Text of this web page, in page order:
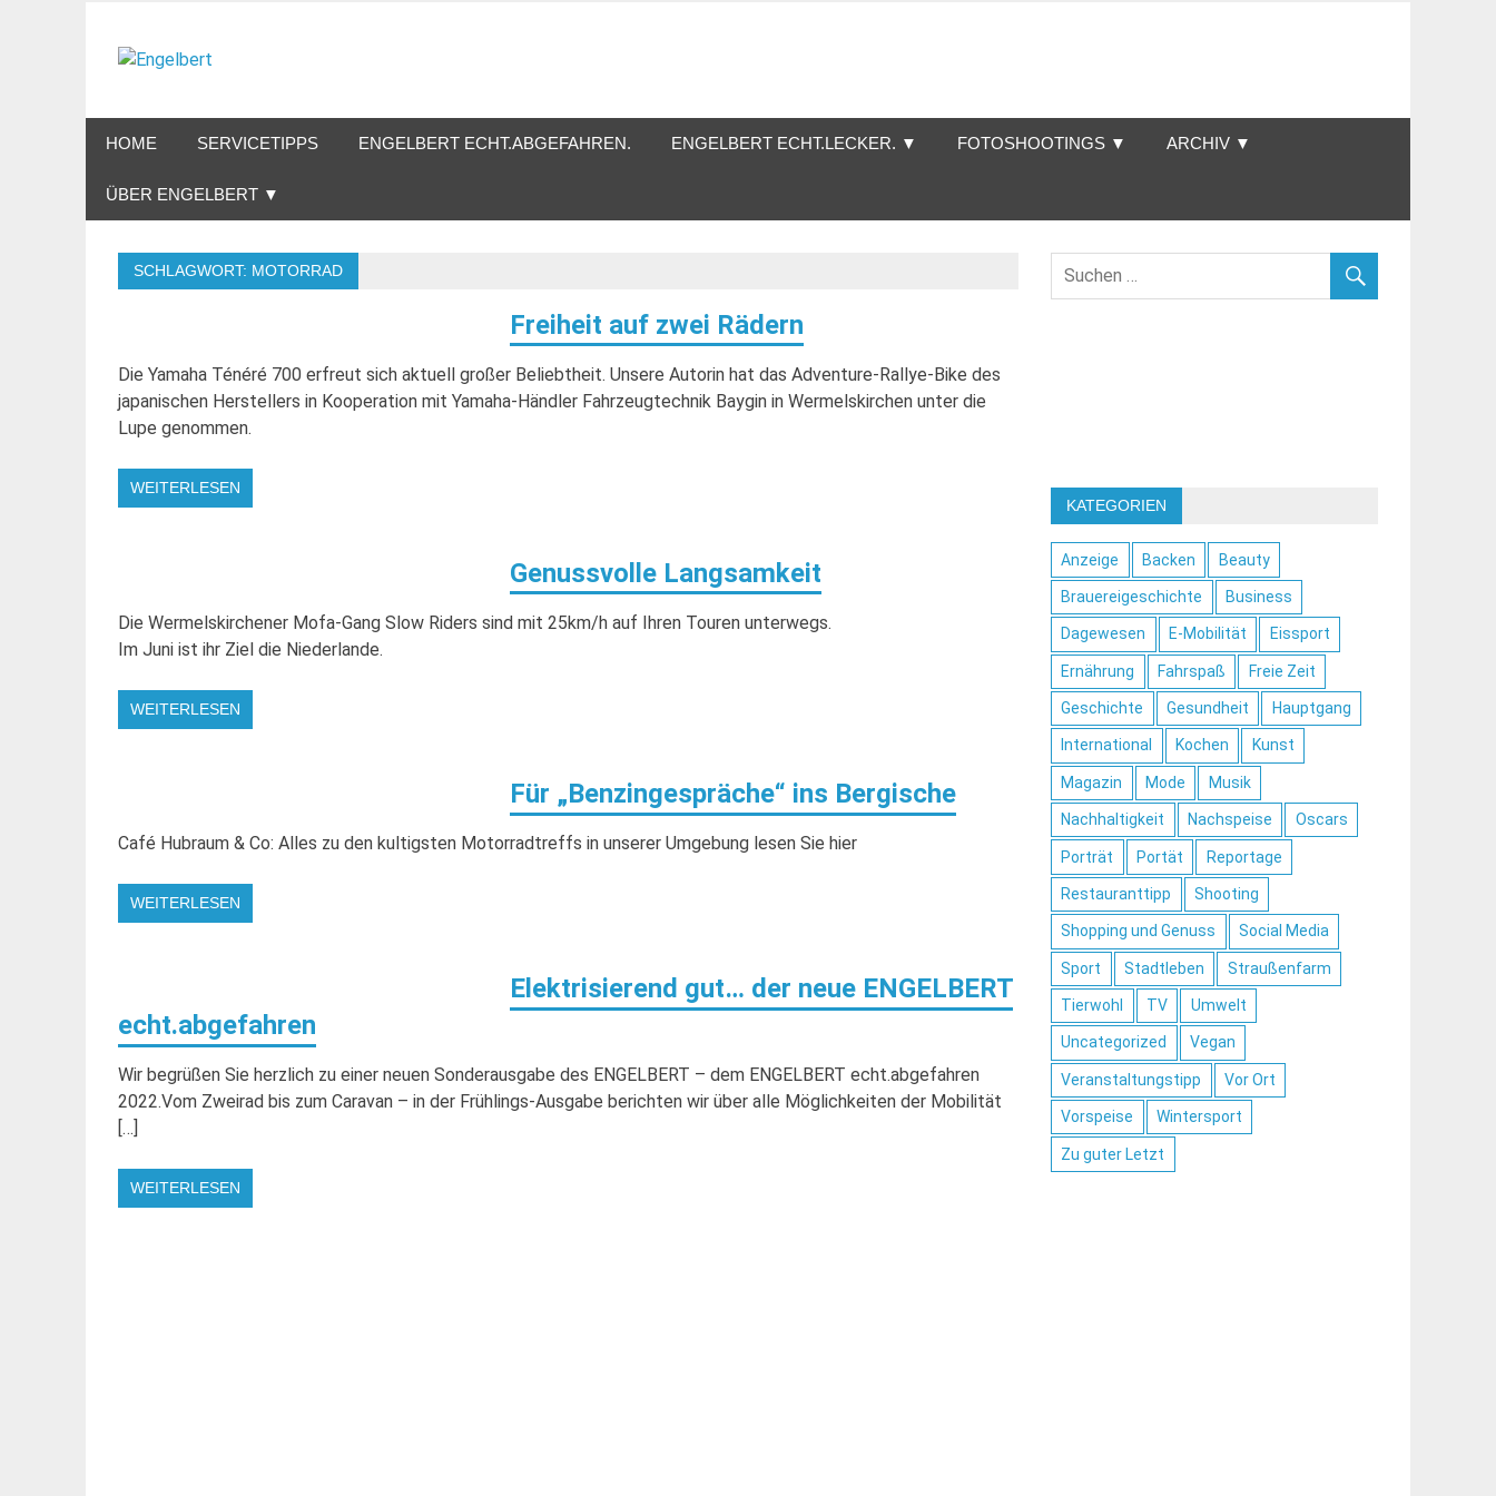
springen
HOME SERVICETIPPS ENGELBERT ECHT.ABGEFAHREN. ENGELBERT ECHT.LECKER. ▼ FOTOSHOOTINGS ▼ ARCHIV ▼
ÜBER ENGELBERT ▼
SCHLAGWORT: MOTORRAD
Freiheit auf zwei Rädern
Die Yamaha Ténéré 700 erfreut sich aktuell großer Beliebtheit. Unsere Autorin hat das Adventure-Rallye-Bike des
japanischen Herstellers in Kooperation mit Yamaha-Händler Fahrzeugtechnik Baygin in Wermelskirchen unter die
Lupe genommen.
WEITERLESEN
Genussvolle Langsamkeit
Die Wermelskirchener Mofa-Gang Slow Riders sind mit 25km/h auf Ihren Touren unterwegs.
Im Juni ist ihr Ziel die Niederlande.
WEITERLESEN
Für „Benzingespräche“ ins Bergische
Café Hubraum & Co: Alles zu den kultigsten Motorradtreffs in unserer Umgebung lesen Sie hier
WEITERLESEN
Elektrisierend gut… der neue ENGELBERT
echt.abgefahren
Wir begrüßen Sie herzlich zu einer neuen Sonderausgabe des ENGELBERT – dem ENGELBERT echt.abgefahren
2022.Vom Zweirad bis zum Caravan – in der Frühlings-Ausgabe berichten wir über alle Möglichkeiten der Mobilität
[…]
WEITERLESEN
KATEGORIEN
Anzeige Backen Beauty
Brauereigeschichte Business
Dagewesen E-Mobilität Eissport
Ernährung Fahrspaß Freie Zeit
Geschichte Gesundheit Hauptgang
International Kochen Kunst
Magazin Mode Musik
Nachhaltigkeit Nachspeise Oscars
Porträt Portät Reportage
Restauranttipp Shooting
Shopping und Genuss Social Media
Sport Stadtleben Straußenfarm
Tierwohl TV Umwelt
Uncategorized Vegan
Veranstaltungstipp Vor Ort
Vorspeise Wintersport
Zu guter Letzt